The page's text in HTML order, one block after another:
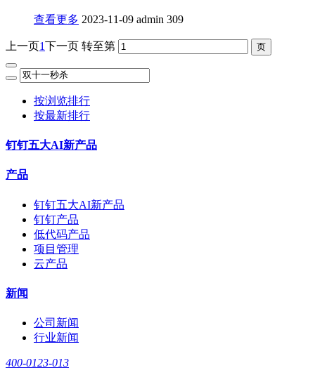
查看更多 2023-11-09 admin 309
上一页1下一页 转至第
按浏览排行
按最新排行
钉钉五大AI新产品
产品
钉钉五大AI新产品
钉钉产品
低代码产品
项目管理
云产品
新闻
公司新闻
行业新闻
400-0123-013